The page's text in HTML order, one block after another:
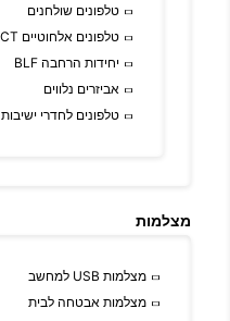
טלפונים שולחנים
טלפונים אלחוטיים DECT
יחידות הרחבה BLF
אביזרים נלווים
טלפונים לחדרי ישיבות
מצלמות
מצלמות USB למחשב
מצלמות אבטחה לבית